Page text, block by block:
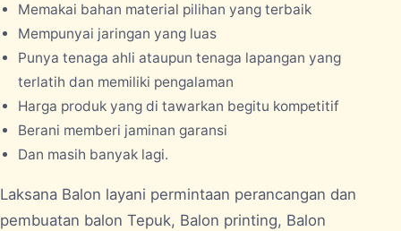
Memakai bahan material pilihan yang terbaik
Mempunyai jaringan yang luas
Punya tenaga ahli ataupun tenaga lapangan yang
terlatih dan memiliki pengalaman
Harga produk yang di tawarkan begitu kompetitif
Berani memberi jaminan garansi
Dan masih banyak lagi.
Laksana Balon layani permintaan perancangan dan
pembuatan balon Tepuk, Balon printing, Balon